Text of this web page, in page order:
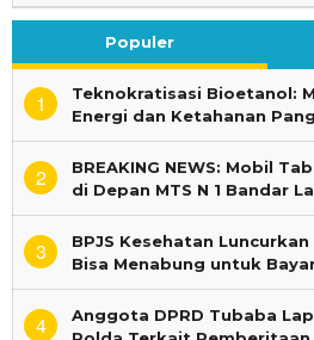
Populer
1
Teknokratisasi Bioetanol:
Energi dan Ketahanan
2
BREAKING NEWS: Mobil
di Depan MTS N 1 Bandar
3
BPJS Kesehatan Luncurkan
Bisa Menabung untuk
4
Anggota DPRD Tubaba